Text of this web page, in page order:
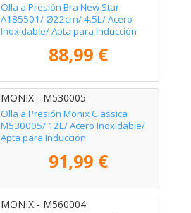
Olla a Presión Bra New Star
A185501/ Ø22cm/ 4.5L/ Acero
Inoxidable/ Apta para Inducción
88,99 €
MONIX - M530005
Olla a Presión Monix Classica
M530005/ 12L/ Acero Inoxidable/
Apta para Inducción
91,99 €
MONIX - M560004